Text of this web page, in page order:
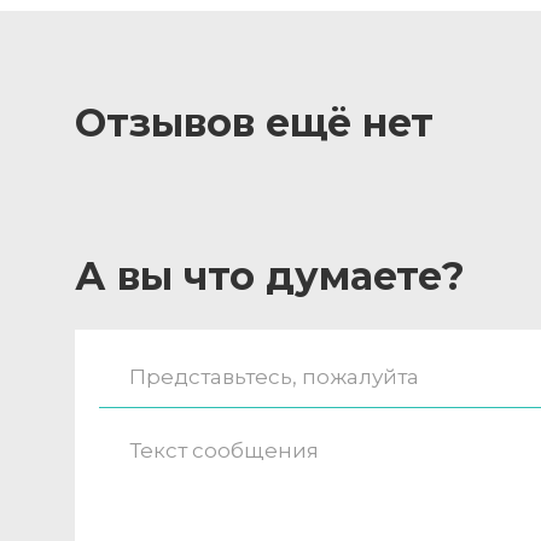
Отзывов ещё нет
А вы что думаете?